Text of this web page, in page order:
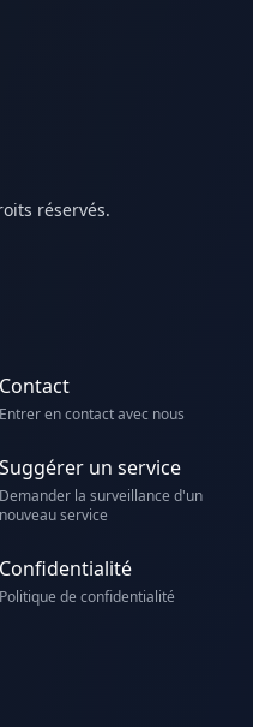
réservés.
Contact
Entrer en contact avec nous
Suggérer un service
Demander la surveillance d'un
nouveau service
Confidentialité
Politique de confidentialité